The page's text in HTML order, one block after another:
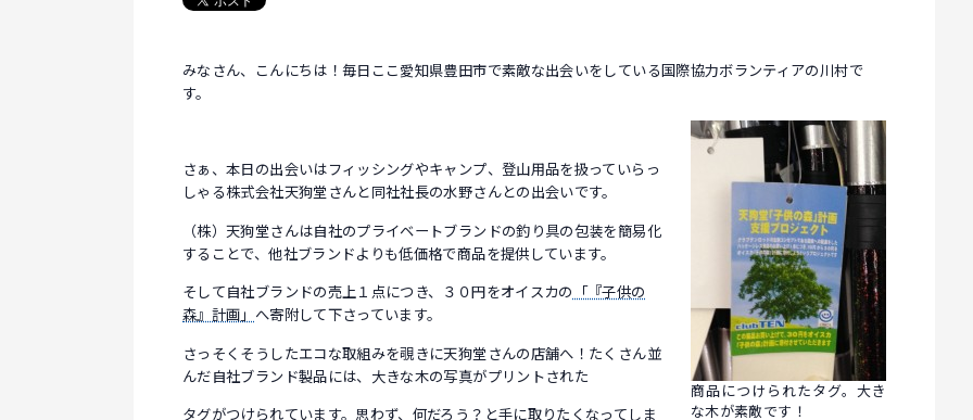
みなさん、こんにちは！毎日ここ愛知県豊田市で素敵な出会いをしている国際協力ボランティアの川村で
す。
商品につけられたタグ。大き
な木が素敵です！
さぁ、本日の出会いはフィッシングやキャンプ、登山用品を扱っていらっ
しゃる株式会社天狗堂さんと同社社長の水野さんとの出会いです。
（株）天狗堂さんは自社のプライベートブランドの釣り具の包装を簡易化
することで、他社ブランドよりも低価格で商品を提供しています。
そして自社ブランドの売上１点につき、３０円をオイスカの
「『子供の
森』計画」 へ寄附して下さっています。
さっそくそうしたエコな取組みを覗きに天狗堂さんの店舗へ！たくさん並
んだ自社ブランド製品には、大きな木の写真がプリントされた
タグがつけられています。思わず、何だろう？と手に取りたくなってしま